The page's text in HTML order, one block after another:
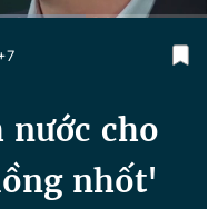
cho
nhốt'